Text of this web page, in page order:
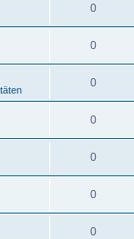
0
0
0
0
0
0
0